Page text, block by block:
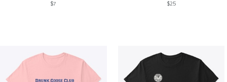
$7 $25